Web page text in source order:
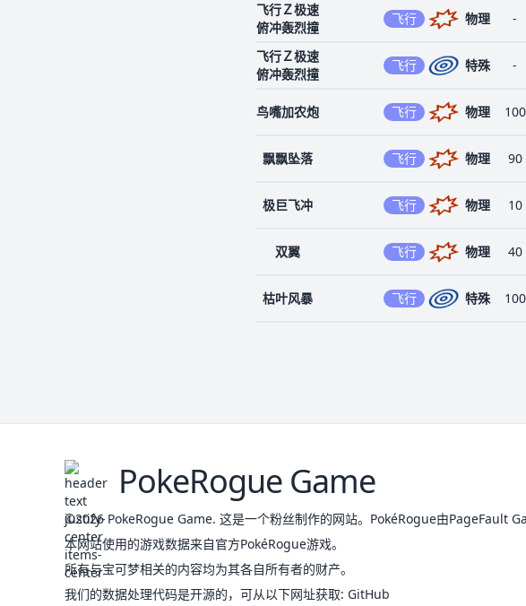
飞行Ｚ极速
俯冲轰烈撞
飞行 物理 -
飞行Ｚ极速
俯冲轰烈撞
飞行 特殊 -
鸟嘴加农炮 飞行 物理 100
飘飘坠落 飞行 物理 90
极巨飞冲 飞行 物理 10
双翼 飞行 物理 40
枯叶风暴 飞行 特殊 100
PokeRogue Game
©2026 PokeRogue Game. 这是一个粉丝制作的网站。PokéRogue由PageFault
本网站使用的游戏数据来自官方PokéRogue游戏。
所有与宝可梦相关的内容均为其各自所有者的财产。
我们的数据处理代码是开源的，可从以下网址获取: GitHub